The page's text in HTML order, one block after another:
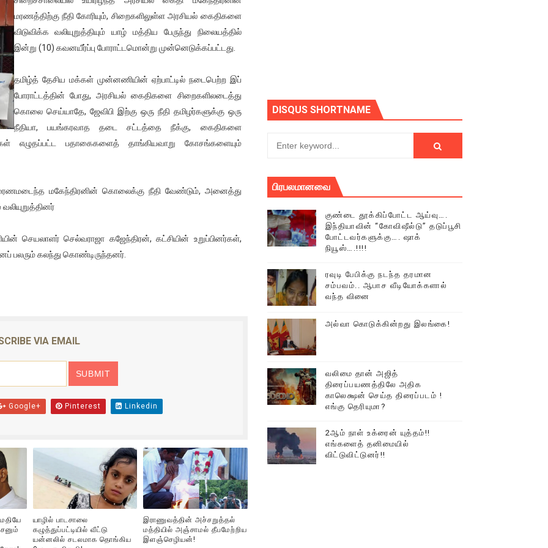
கண்டனப் போராட்டத்திற்கு கலந்துகொள்ளுமாறு அன்புரிமையோடு அழைக்கின்றோம்.
மாணவர்கள் தொடர்பில் நாடாளுமன்றத்தில் பகிரங்க கேள்வி
இலங்கைத் தமிழ் குடும்பம்!! நடந்தது என்ன
இலங்கை பாடலாசிரியர் வெளியிட்ட...
- கொதித்தெழுந்த பிரதேசவாசிகள்!
இடங்கள்...
அதிரடி உத்தரவு!
கேணல் சங்கர் ஆகியோரின் நினைவெழுச்சி நாள் - 26.09.2021 சுவிஸ் (செய்தியும்,படங்களும்..)
தமிழின அழிப்பிற்கு நீதி கேட்டு நடைபெற்ற கவனயீர்ப்புப் போராட்டத்தில் திரண்ட தமிழ்மக்கள்!!
சபை கூட்டத்தில் இன்று உரை
அதிக காலெக்ஷன் செய்த திரைப்படம் ! எங்கு தெரியுமா?
மரணத்திற்கு நீதி கோரியும், சிறைகளிலுள்ள அரசியல் கைதிகளை
விடுவிக்க வலியுறுத்தியும் யாழ் மத்திய பேருந்து நிலையத்தில்
இன்று (10) கவனயீர்ப்பு போராட்டமொன்று முன்னெடுக்கப்பட்டது.
தமிழ்த் தேசிய மக்கள் முன்னணியின் ஏற்பாட்டில் நடைபெற்ற இப்
போராட்டத்தின் போது, அரசியல் கைதிகளை சிறைகளிலடைத்து
கொலை செய்யாதே, ஜேவிபி இற்கு ஒரு நீதி தமிழர்களுக்கு ஒரு
நீதியா, பயங்கரவாத தடை சட்டத்தை நீக்கு, கைதிகளை
எழுதப்பட்ட பதாகைகளைத் தாங்கியவாறு கோசங்களையும்
மரணமடைந்த மகேந்திரனின் கொலைக்கு நீதி வேண்டும், அனைத்து
செயலாளர் செல்வராஜா கஜேந்திரன், கட்சியின் உறுப்பினர்கள்,
பலரும் கலந்து கொண்டிருந்தனர்.
VIA EMAIL
Google+ Pinterest Linkedin
யாழில் பாடசாலை
கழுத்துப்பட்டியில் வீட்டு
யன்னலில் சடலமாக தொங்கிய
இராணுவத்தின் அச்சறுத்தல்
மத்தியில் அஞ்சாமல் தீபமேற்றிய
இளஞ்செழியன்!
DISQUS SHORTNAME
பிரபலமானவை
குண்டை தூக்கிப்போட்ட ஆய்வு….
இந்தியாவின் “கோவிஷீல்டு” தடுப்பூசி
போட்டவர்களுக்கு…. ஷாக்
நியூஸ்….!!!!
ரவுடி பேபிக்கு நடந்த தரமான
சம்பவம்.. ஆபாச வீடியோக்களால்
வந்த வினை
அல்வா கொடுக்கின்றது இலங்கை!
வலிமை தான் அஜித்
திரைப்பயணத்திலே அதிக
காலெக்ஷன் செய்த திரைப்படம் !
எங்கு தெரியுமா?
2ஆம் நாள் உக்ரைன் யுத்தம்!!
எங்களைத் தனிமையில்
விட்டுவிட்டுனர்!!